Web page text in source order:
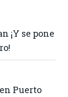
¡Y se pone
Puerto